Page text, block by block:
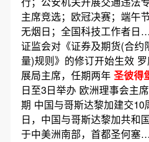
主席竞选；欧冠决赛；端午
无烟日；全国科技工作者
证监会对《证券及期货(合约
量)规则》的修订开始生效
展局主席，任期两年 圣彼得
日至3日举办 欧洲理事会主
期 中国与哥斯达黎加建交10
日，中国与哥斯达黎加共和
于中美洲南部，首都圣何